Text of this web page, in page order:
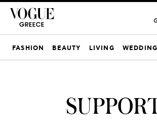
FASHION BEAUTY LIVING